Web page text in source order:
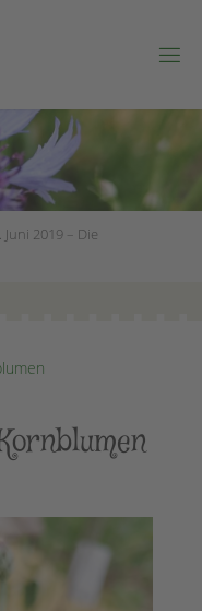
Juni 2019 – Die